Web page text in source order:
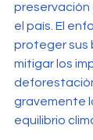
preservación
el país. El
proteger sus
mitigar los
gravemente
equilibrio